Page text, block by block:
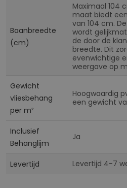
Baanbreedte
(cm)
Maximaal 104
maat biedt
van 104 cm.
wordt
de door de
breedte. Dit
evenwichtige
weergave op
Gewicht
vliesbehang
per m²
Hoogwaardig
een gewicht
Inclusief
Behanglijm
Ja
Levertijd Levertijd 4-7